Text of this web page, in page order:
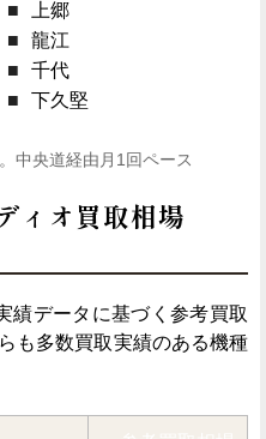
上郷
龍江
千代
下久堅
中央道経由月1回ペース
ィオ買取相場
績データに基づく参考買取
も多数買取実績のある機種